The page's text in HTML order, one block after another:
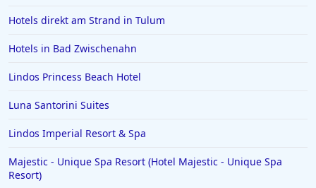
Hotels direkt am Strand in Tulum
Hotels in Bad Zwischenahn
Lindos Princess Beach Hotel
Luna Santorini Suites
Lindos Imperial Resort & Spa
Majestic - Unique Spa Resort (Hotel Majestic - Unique Spa
Resort)